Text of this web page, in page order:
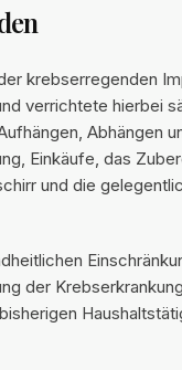
krebserregenden
verrichtete hierbei
Abhängen
Einkäufe, das
und die
der